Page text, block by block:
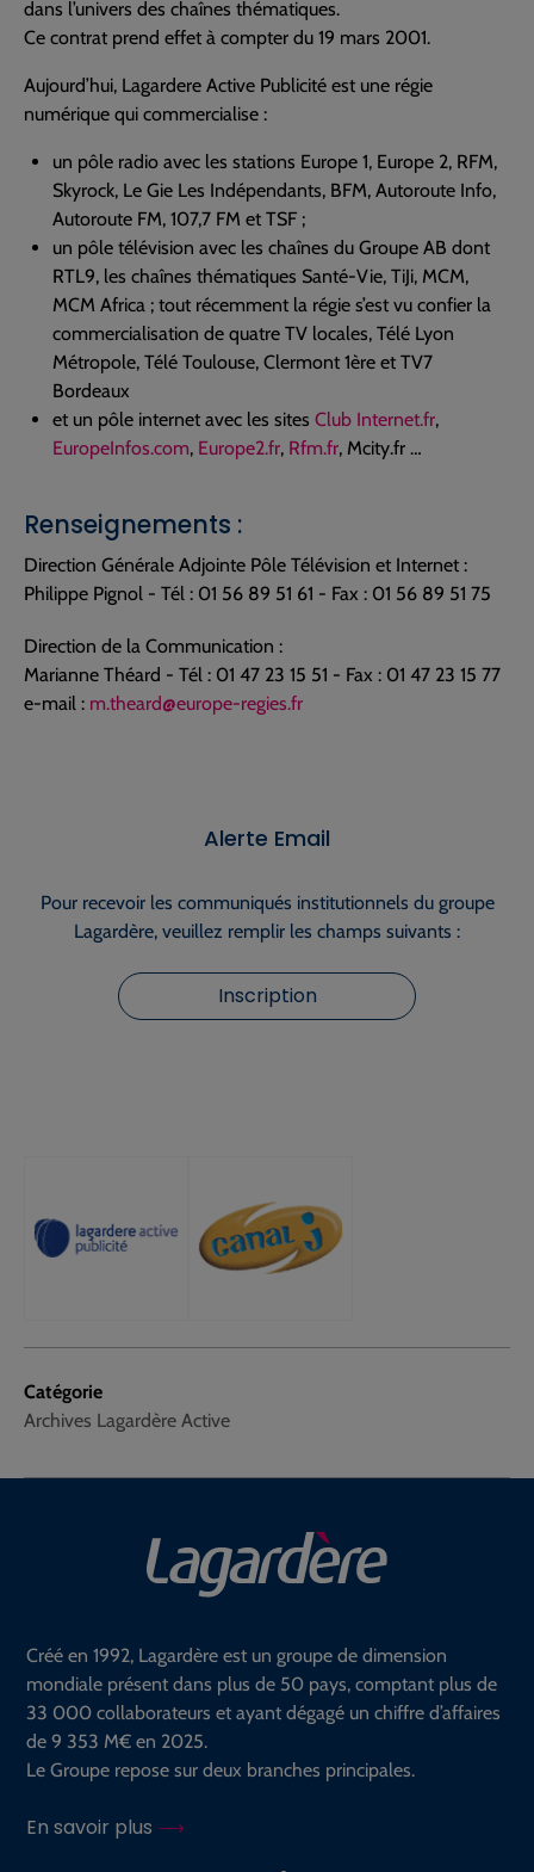
Catégorie
Archives Lagardère Active
dans l’univers des chaînes thématiques.
Ce contrat prend effet à compter du 19 mars 2001.
Aujourd’hui, Lagardere Active Publicité est une régie
numérique qui commercialise :
un pôle radio avec les stations Europe 1, Europe 2, RFM,
Skyrock, Le Gie Les Indépendants, BFM, Autoroute Info,
Autoroute FM, 107,7 FM et TSF ;
un pôle télévision avec les chaînes du Groupe AB dont
RTL9, les chaînes thématiques Santé-Vie, TiJi, MCM,
MCM Africa ; tout récemment la régie s’est vu confier la
commercialisation de quatre TV locales, Télé Lyon
Métropole, Télé Toulouse, Clermont 1ère et TV7
Bordeaux
et un pôle internet avec les sites Club Internet.fr,
EuropeInfos.com, Europe2.fr, Rfm.fr, Mcity.fr …
Renseignements :
Direction Générale Adjointe Pôle Télévision et Internet :
Philippe Pignol - Tél : 01 56 89 51 61 - Fax : 01 56 89 51 75
Direction de la Communication :
Marianne Théard - Tél : 01 47 23 15 51 - Fax : 01 47 23 15 77
e-mail : m.theard@europe-regies.fr
Alerte Email
Pour recevoir les communiqués institutionnels du groupe
Lagardère, veuillez remplir les champs suivants :
Inscription
Créé en 1992, Lagardère est un groupe de dimension
mondiale présent dans plus de 50 pays, comptant plus de
33 000 collaborateurs et ayant dégagé un chiffre d’affaires
de 9 353 M€ en 2025.
Le Groupe repose sur deux branches principales.
En savoir plus